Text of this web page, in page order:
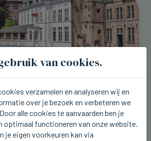
in juli 850.000 toeristen
van cookies.
verzamelen en analyseren wij en
over je bezoek en verbeteren we
alle cookies te aanvaarden ben je
optimaal functioneren van onze website.
je eigen voorkeuren kan via